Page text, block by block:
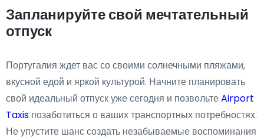
Запланируйте свой мечтательный
отпуск
Португалия ждет вас со своими солнечными пляжами,
вкусной едой и яркой культурой. Начните планировать
свой идеальный отпуск уже сегодня и позвольтеAirport
Taxis позаботиться о ваших транспортных потребностях.
Не упустите шанс создать незабываемые воспоминания